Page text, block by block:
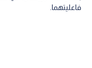
فاعليتهما.